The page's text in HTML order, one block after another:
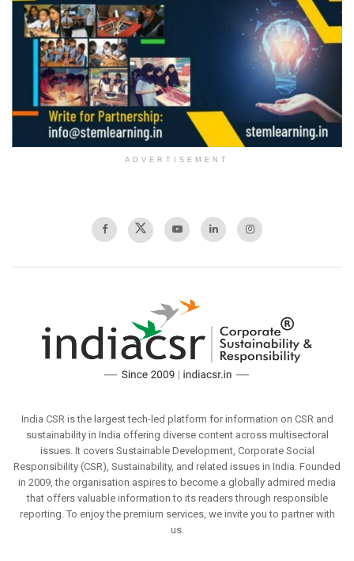
ADVERTISEMENT
India CSR is the largest tech-led platform for information on CSR and
sustainability in India offering diverse content across multisectoral
issues. It covers Sustainable Development, Corporate Social
Responsibility (CSR), Sustainability, and related issues in India. Founded
in 2009, the organisation aspires to become a globally admired media
that offers valuable information to its readers through responsible
reporting. To enjoy the premium services, we invite you to partner with
us.